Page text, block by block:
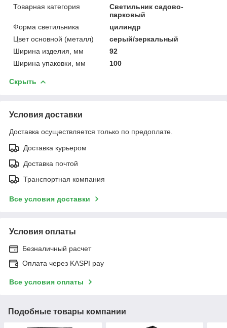
Товарная категория
Светильник садово-
парковый
Форма светильника
цилиндр
Цвет основной (металл)
серый/зеркальный
Ширина изделия, мм
92
Ширина упаковки, мм
100
Скрыть
Условия доставки
Доставка осуществляется только по предоплате.
Доставка курьером
Доставка почтой
Транспортная компания
Все условия доставки
Условия оплаты
Безналичный расчет
Оплата через KASPI pay
Все условия оплаты
Подобные товары компании